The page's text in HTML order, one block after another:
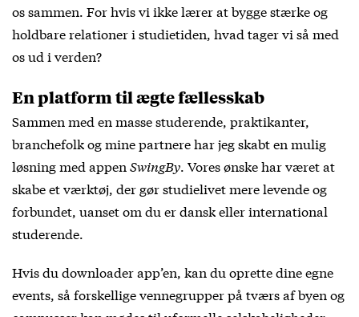
os sammen. For hvis vi ikke lærer at bygge stærke og
holdbare relationer i studietiden, hvad tager vi så med
os ud i verden?
En platform til ægte fællesskab
Sammen med en masse studerende, praktikanter,
branchefolk og mine partnere har jeg skabt en mulig
løsning med appen SwingBy. Vores ønske har været at
skabe et værktøj, der gør studielivet mere levende og
forbundet, uanset om du er dansk eller international
studerende.
Hvis du downloader app’en, kan du oprette dine egne
events, så forskellige vennegrupper på tværs af byen og